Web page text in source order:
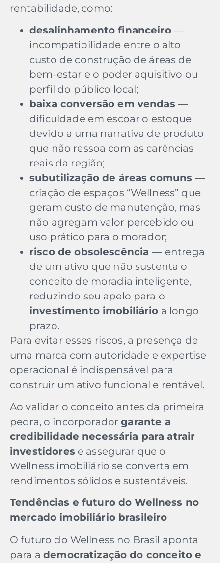
rentabilidade, como:
desalinhamento financeiro —
incompatibilidade entre o alto
custo de construção de áreas de
bem-estar e o poder aquisitivo ou
perfil do público local;
baixa conversão em vendas —
dificuldade em escoar o estoque
devido a uma narrativa de produto
que não ressoa com as carências
reais da região;
subutilização de áreas comuns —
criação de espaços “Wellness” que
geram custo de manutenção, mas
não agregam valor percebido ou
uso prático para o morador;
risco de obsolescência— entrega
de um ativo que não sustenta o
conceito de moradia inteligente,
reduzindo seu apelo para o
investimento imobiliário a longo
prazo.
Para evitar esses riscos, a presença de
uma marca com autoridade e expertise
operacional é indispensável para
construir um ativo funcional e rentável.
Ao validar o conceito antes da primeira
pedra, o incorporadorgarante a
credibilidade necessária para atrair
investidores e assegurar que o
Wellness imobiliário se converta em
rendimentos sólidos e sustentáveis.
Tendências e futuro do Wellness no
mercado imobiliário brasileiro
O futuro do Wellness no Brasil aponta
para ademocratização do conceito e